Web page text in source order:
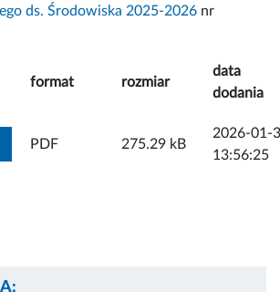
ds. Środowiska 2025-2026 nr
format rozmiar
data
dodania
ZOBACZ ZAŁĄCZNIK
PDF 275.29 kB
2026-01-
13:56:25